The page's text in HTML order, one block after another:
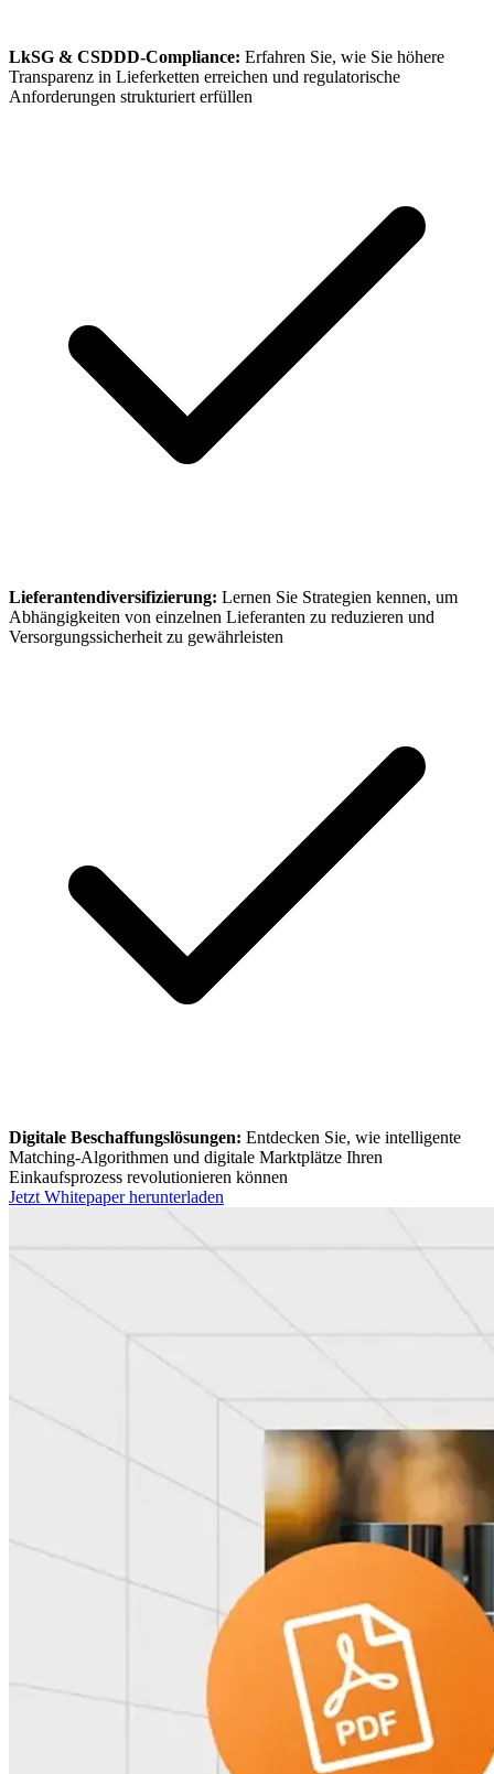
LkSG & CSDDD-Compliance: Erfahren Sie, wie Sie höhere
Transparenz in Lieferketten erreichen und regulatorische
Anforderungen strukturiert erfüllen
Lieferantendiversifizierung: Lernen Sie Strategien kennen, um
Abhängigkeiten von einzelnen Lieferanten zu reduzieren und
Versorgungssicherheit zu gewährleisten
Digitale Beschaffungslösungen: Entdecken Sie, wie intelligente
Matching-Algorithmen und digitale Marktplätze Ihren
Einkaufsprozess revolutionieren können
Jetzt Whitepaper herunterladen